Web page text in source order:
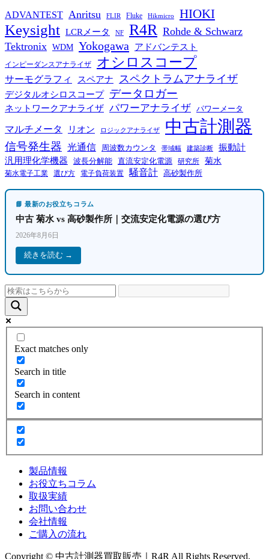
ADVANTEST Anritsu FLIR Fluke Hikmicro HIOKI
Keysight LCRメータ NF R4R Rohde & Schwarz
Tektronix WDM Yokogawa アドバンテスト
インピーダンスアナライザ オシロスコープ
サーモグラフィ スペアナ スペクトラムアナライザ
デジタルオシロスコープ データロガー
ネットワークアナライザ パワーアナライザ パワーメータ
マルチメータ リオン ロジックアナライザ 中古計測器
信号発生器 光通信 周波数カウンタ 帯域幅 建築診断
振動計
汎用理化学機器
波長分解能 直流安定化電源 研究所 菊水
菊水電子工業 選び方 電子負荷装置 騒音計 高砂製作所
📘 最新のお役立ちコラム
中古 菊水 vs 高砂製作所｜交流安定化電源の選び方
2026年8月6日
続きを読む →
Exact matches only
Search in title
Search in content
製品情報
お役立ちコラム
取扱実績
お問い合わせ
会社情報
ご購入の流れ
Copyright © 中古計測器買取販売｜R4R All Rights Reserved.